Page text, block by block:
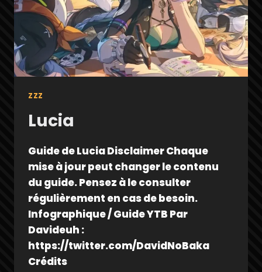
ZZZ
Lucia
Guide de Lucia Disclaimer Chaque
mise à jour peut changer le contenu
du guide. Pensez à le consulter
régulièrement en cas de besoin.
Infographique / Guide YTB Par
Davideuh :
https://twitter.com/DavidNoBaka
Crédits